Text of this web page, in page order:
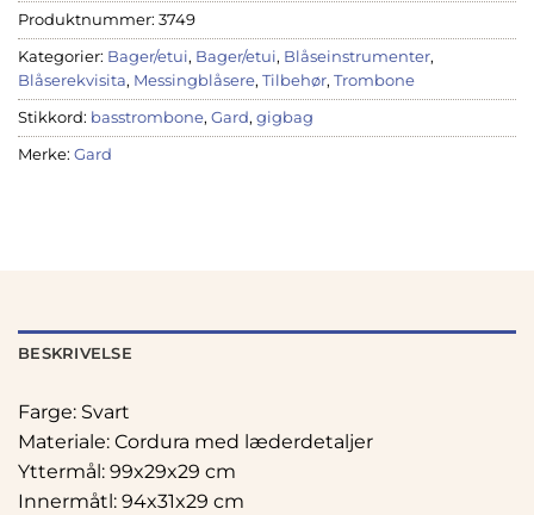
Produktnummer: 3749
Kategorier: Bager/etui, Bager/etui, Blåseinstrumenter,
Blåserekvisita, Messingblåsere, Tilbehør, Trombone
Stikkord: basstrombone, Gard, gigbag
Merke: Gard
BESKRIVELSE
Farge: Svart
Materiale: Cordura med læderdetaljer
Yttermål: 99x29x29 cm
Innermåtl: 94x31x29 cm